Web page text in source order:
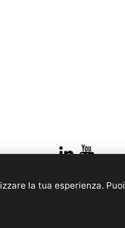
la tua esperienza. Puoi